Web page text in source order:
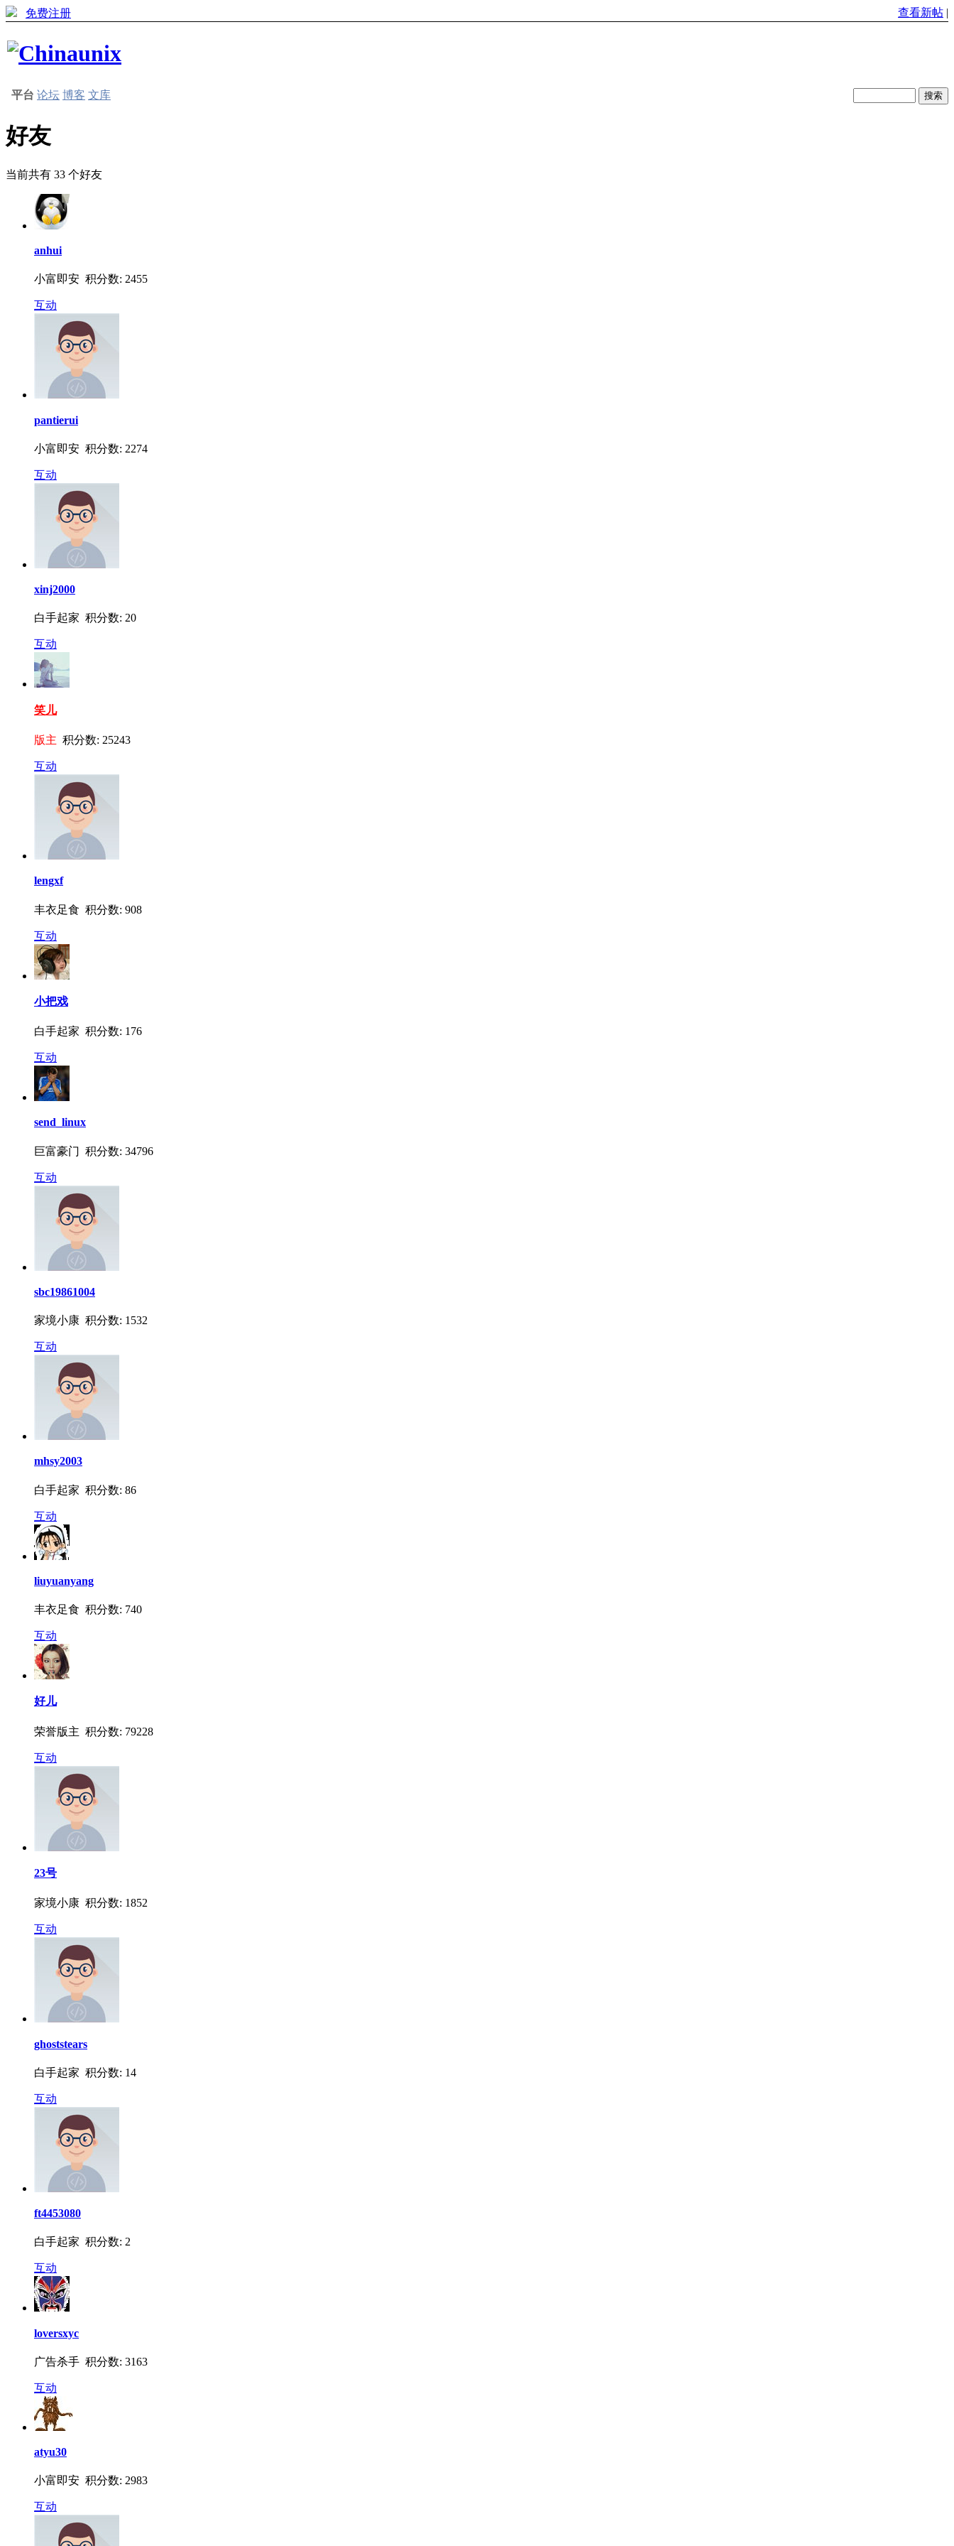
免费注册 查看新帖 |
平台 论坛 博客 文库
好友
当前共有 33 个好友
anhui
小富即安 积分数: 2455
互动
pantierui
小富即安 积分数: 2274
互动
xinj2000
白手起家 积分数: 20
互动
笑儿
版主 积分数: 25243
互动
lengxf
丰衣足食 积分数: 908
互动
小把戏
白手起家 积分数: 176
互动
send_linux
巨富豪门 积分数: 34796
互动
sbc19861004
家境小康 积分数: 1532
互动
mhsy2003
白手起家 积分数: 86
互动
liuyuanyang
丰衣足食 积分数: 740
互动
好儿
荣誉版主 积分数: 79228
互动
23号
家境小康 积分数: 1852
互动
ghoststears
白手起家 积分数: 14
互动
ft4453080
白手起家 积分数: 2
互动
loversxyc
广告杀手 积分数: 3163
互动
atyu30
小富即安 积分数: 2983
互动